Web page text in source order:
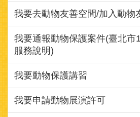
我要去動物友善空間/加入動物
我要通報動物保護案件(臺北市
服務說明)
我要動物保護講習
我要申請動物展演許可